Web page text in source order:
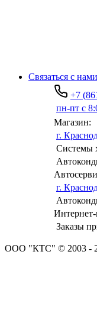
Связаться с нами
+7
пн-пт с
Магазин:
г.
Системы
г.
Интернет-
Заказы
ООО "КТС" © 2003 -